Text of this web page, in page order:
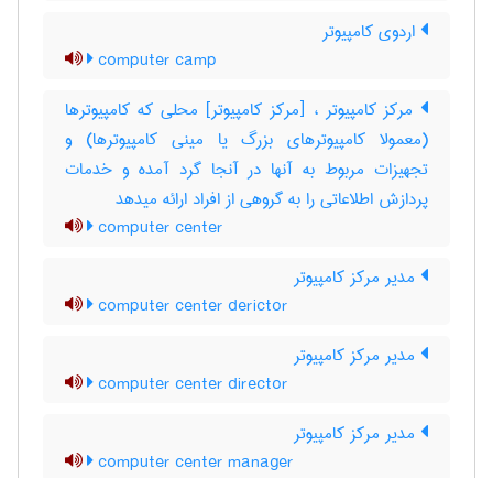
اردوی کامپیوتر
computer camp
مرکز کامپیوتر ، [مرکز کامپیوتر] محلی که کامپیوترها
(معمولا کامپیوترهای بزرگ یا مینی کامپیوترها) و
تجهیزات مربوط به آنها در آنجا گرد آمده و خدمات
پردازش اطلاعاتی را به گروهی از افراد ارائه میدهد
computer center
مدیر مرکز کامپیوتر
computer center derictor
مدیر مرکز کامپیوتر
computer center director
مدیر مرکز کامپیوتر
computer center manager